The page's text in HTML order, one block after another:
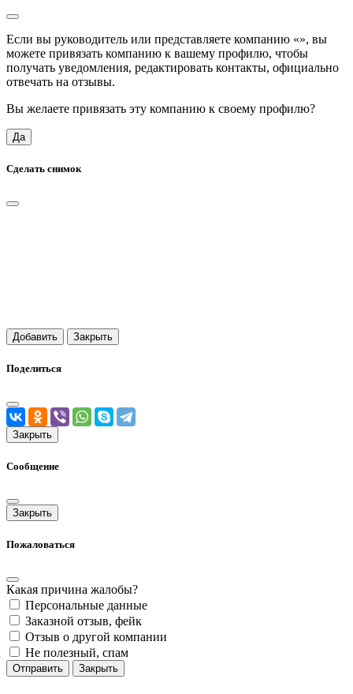
Если вы руководитель или представляете компанию «», вы
можете привязать компанию к вашему профилю, чтобы
получать уведомления, редактировать контакты, официально
отвечать на отзывы.
Вы желаете привязать эту компанию к своему профилю?
Да
Сделать снимок
Добавить Закрыть
Поделиться
Закрыть
Сообщение
Закрыть
Пожаловаться
Какая причина жалобы?
Персональные данные
Заказной отзыв, фейк
Отзыв о другой компании
Не полезный, спам
Отправить Закрыть